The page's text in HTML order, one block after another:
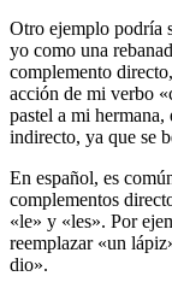
Otro ejemplo podría
yo como una
complemento
acción de mi verbo
pastel a mi
indirecto, ya que se
En español, es
complementos
«le» y «les». Por
reemplazar «un
dio».